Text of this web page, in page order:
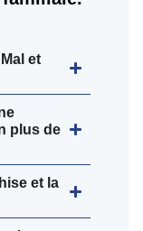
et
plus de
et la